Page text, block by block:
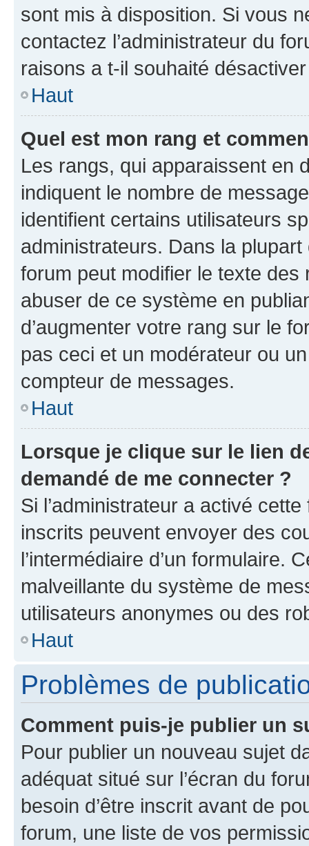
sont mis à disposition. Si vous
contactez l’administrateur du
raisons a t-il souhaité
Haut
Quel est mon rang et
Les rangs, qui apparaissent en
indiquent le nombre de
identifient certains utilisateurs
administrateurs. Dans la
forum peut modifier le texte
abuser de ce système en
d’augmenter votre rang sur le
pas ceci et un modérateur ou
compteur de messages.
Haut
Lorsque je clique sur le lien
demandé de me connecter ?
Si l’administrateur a activé
inscrits peuvent envoyer des
l’intermédiaire d’un formulaire.
malveillante du système de
utilisateurs anonymes ou des
Haut
Problèmes de
Comment puis-je publier un
Pour publier un nouveau sujet
adéquat situé sur l’écran du
besoin d’être inscrit avant de
forum, une liste de vos